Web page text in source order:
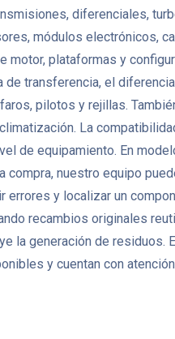
diferenciales,
módulos electrónicos,
plataformas y
de transferencia, el
pilotos y rejillas.
La
de equipamiento. En
nuestro equipo
y localizar un
recambios originales
la generación de residuos.
y cuentan con